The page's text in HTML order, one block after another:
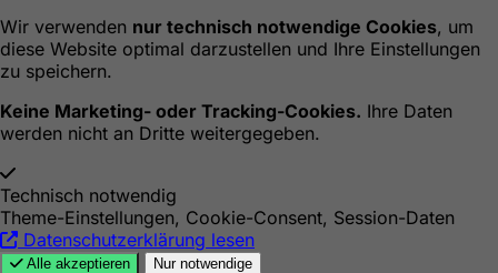
Wir verwenden nur technisch notwendige Cookies, um
diese Website optimal darzustellen und Ihre Einstellungen
zu speichern.
Keine Marketing- oder Tracking-Cookies. Ihre Daten
werden nicht an Dritte weitergegeben.
Technisch notwendig
Theme-Einstellungen, Cookie-Consent, Session-Daten
Datenschutzerklärung lesen
Alle akzeptieren Nur notwendige